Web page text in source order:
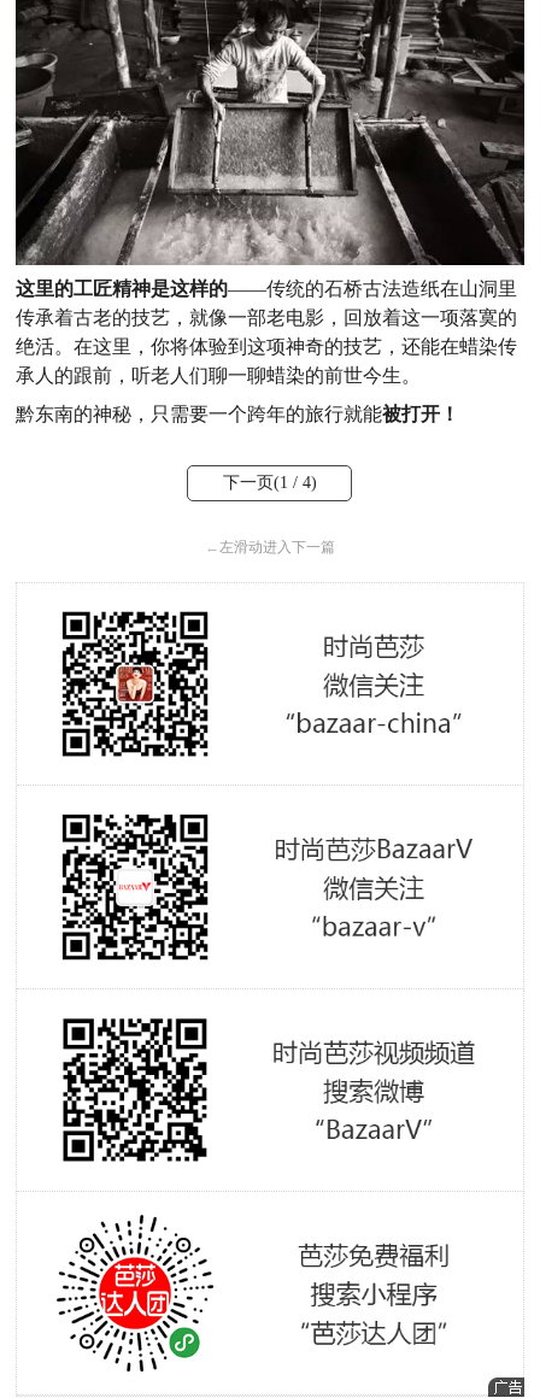
这里的工匠精神是这样的——传统的石桥古法造纸在山洞里
传承着古老的技艺，就像一部老电影，回放着这一项落寞的
绝活。在这里，你将体验到这项神奇的技艺，还能在蜡染传
承人的跟前，听老人们聊一聊蜡染的前世今生。
黔东南的神秘，只需要一个跨年的旅行就能被打开！
下一页(1 / 4)
← 左滑动进入下一篇